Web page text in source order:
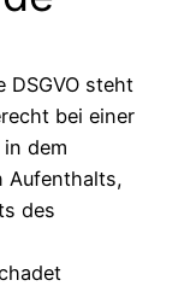
DSGVO steht
bei einer
dem
Aufenthalts,
des